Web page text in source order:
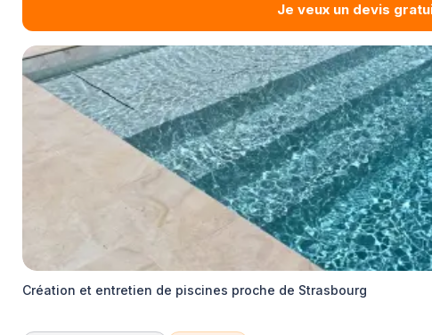
Je veux un devis
Création et entretien de piscines proche de Strasbourg